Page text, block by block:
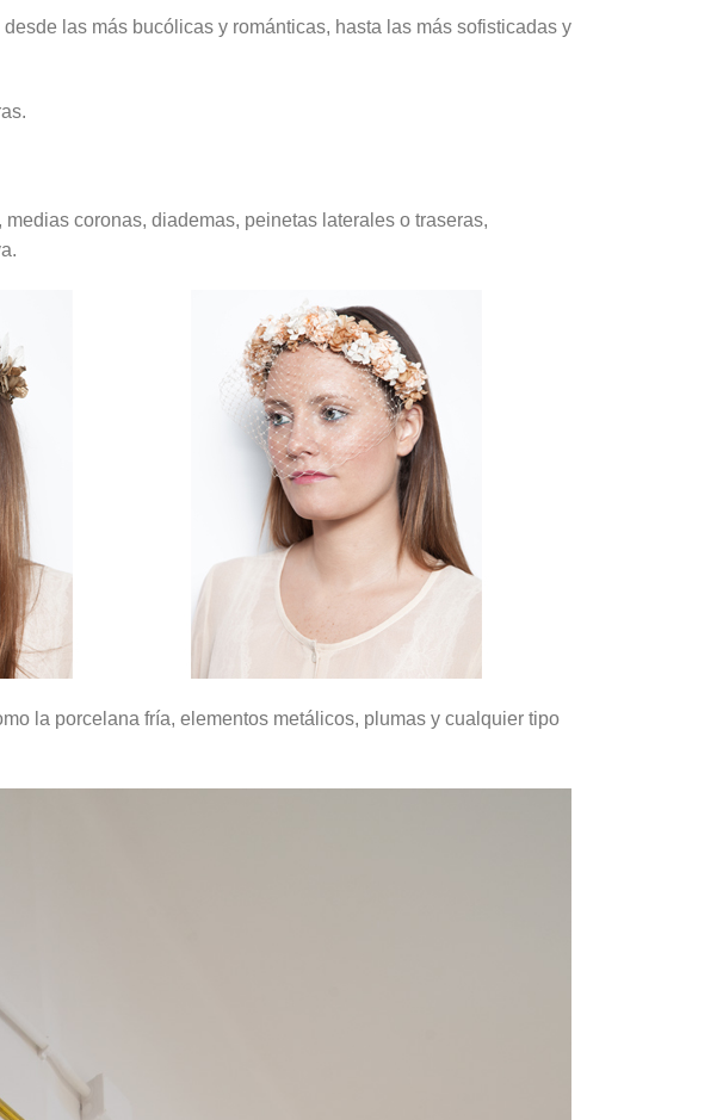
las más bucólicas y románticas, hasta las más sofisticadas y
coronas, diademas, peinetas laterales o traseras,
la porcelana fría, elementos metálicos, plumas y cualquier tipo